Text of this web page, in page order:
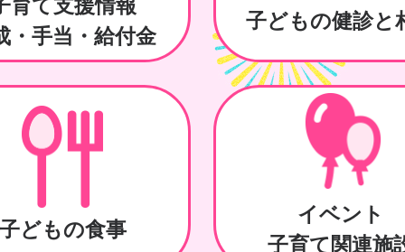
・手当・給付金
子どもの健診と
子どもの食事
イベント
子育て関連施